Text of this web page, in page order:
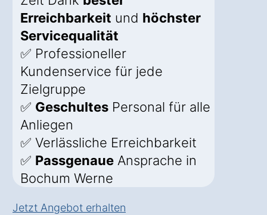
Erreichbarkeit und höchster
Servicequalität
✅ Professioneller
Kundenservice für jede
Zielgruppe
✅ Geschultes Personal für alle
Anliegen
✅ Verlässliche Erreichbarkeit
✅ Passgenaue Ansprache in
Bochum Werne
Jetzt Angebot erhalten